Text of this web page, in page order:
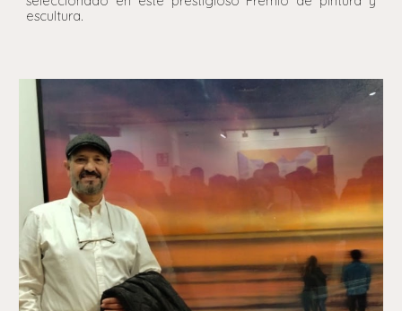
escultura.